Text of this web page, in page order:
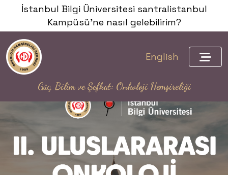
İstanbul Bilgi Üniversitesi santralistanbul
Kampüsü'ne nasıl gelebilirim?
English
Güç, Bilim ve Şefkat: Onkoloji Hemşireliği